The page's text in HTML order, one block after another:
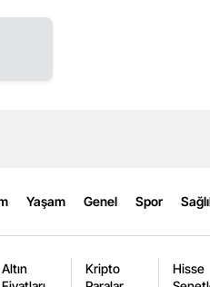
Yaşam Genel Spor
Altın
Kripto
Hisse